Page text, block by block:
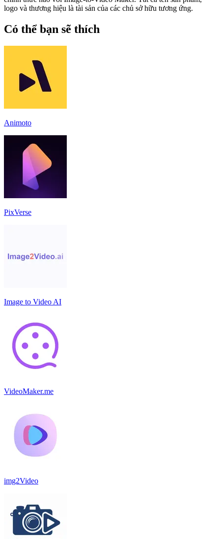
logo và thương hiệu là tài sản của các chủ sở hữu tương ứng.
Có thể bạn sẽ thích
Animoto
PixVerse
Image to Video AI
VideoMaker.me
img2Video